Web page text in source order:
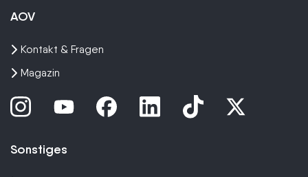
AOV
Kontakt & Fragen
Magazin
Sonstiges